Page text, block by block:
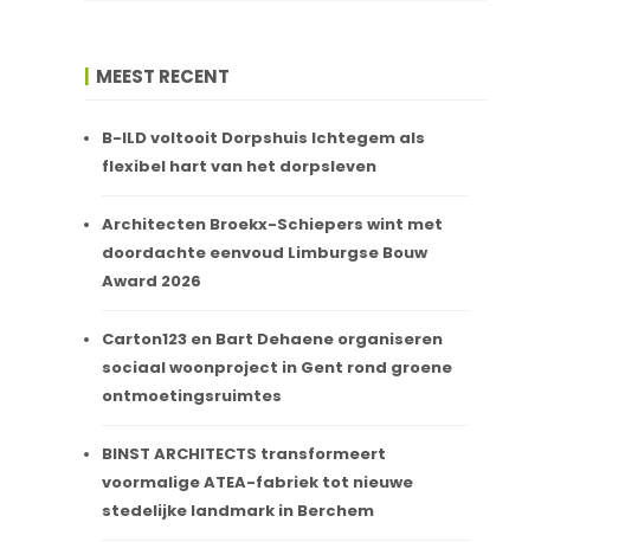
MEEST RECENT
B-ILD voltooit Dorpshuis Ichtegem als
flexibel hart van het dorpsleven
Architecten Broekx-Schiepers wint met
doordachte eenvoud Limburgse Bouw
Award 2026
Carton123 en Bart Dehaene organiseren
sociaal woonproject in Gent rond groene
ontmoetingsruimtes
BINST ARCHITECTS transformeert
voormalige ATEA-fabriek tot nieuwe
stedelijke landmark in Berchem